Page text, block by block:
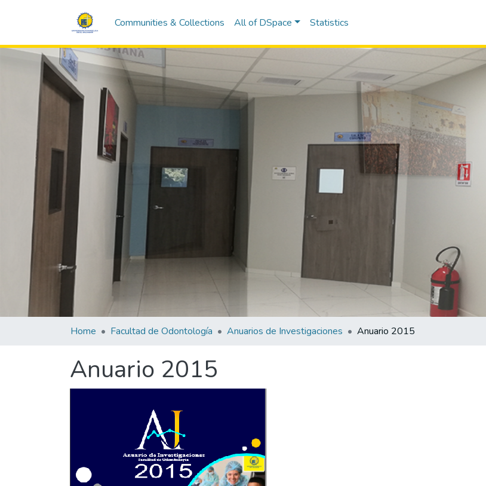
Communities & Collections All of DSpace Statistics
Home Facultad de Odontología Anuarios de Investigaciones Anuario 2015
Anuario 2015